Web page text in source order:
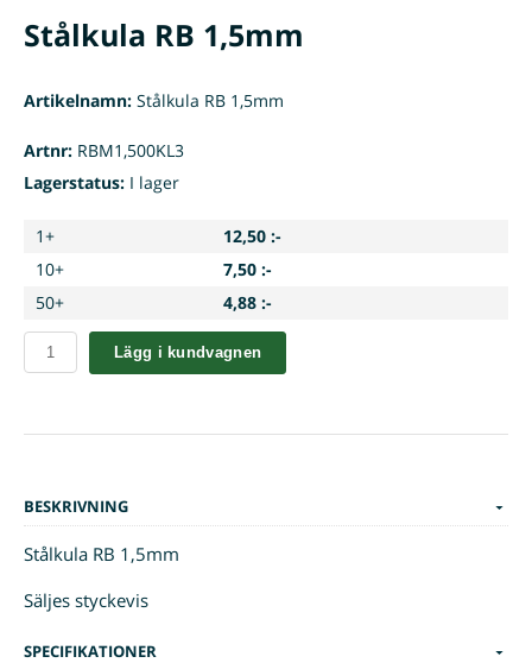
Stålkula RB 1,5mm
Artikelnamn: Stålkula RB 1,5mm
Artnr: RBM1,500KL3
Lagerstatus: I lager
1+
12,50 :-
10+
7,50 :-
50+
4,88 :-
Lägg i kundvagnen
BESKRIVNING
Stålkula RB 1,5mm
Säljes styckevis
SPECIFIKATIONER